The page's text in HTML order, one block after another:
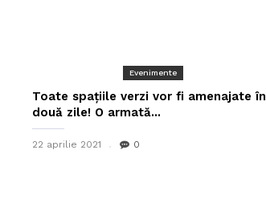
Evenimente
Toate spațiile verzi vor fi amenajate în
două zile! O armată...
22 aprilie 2021 0